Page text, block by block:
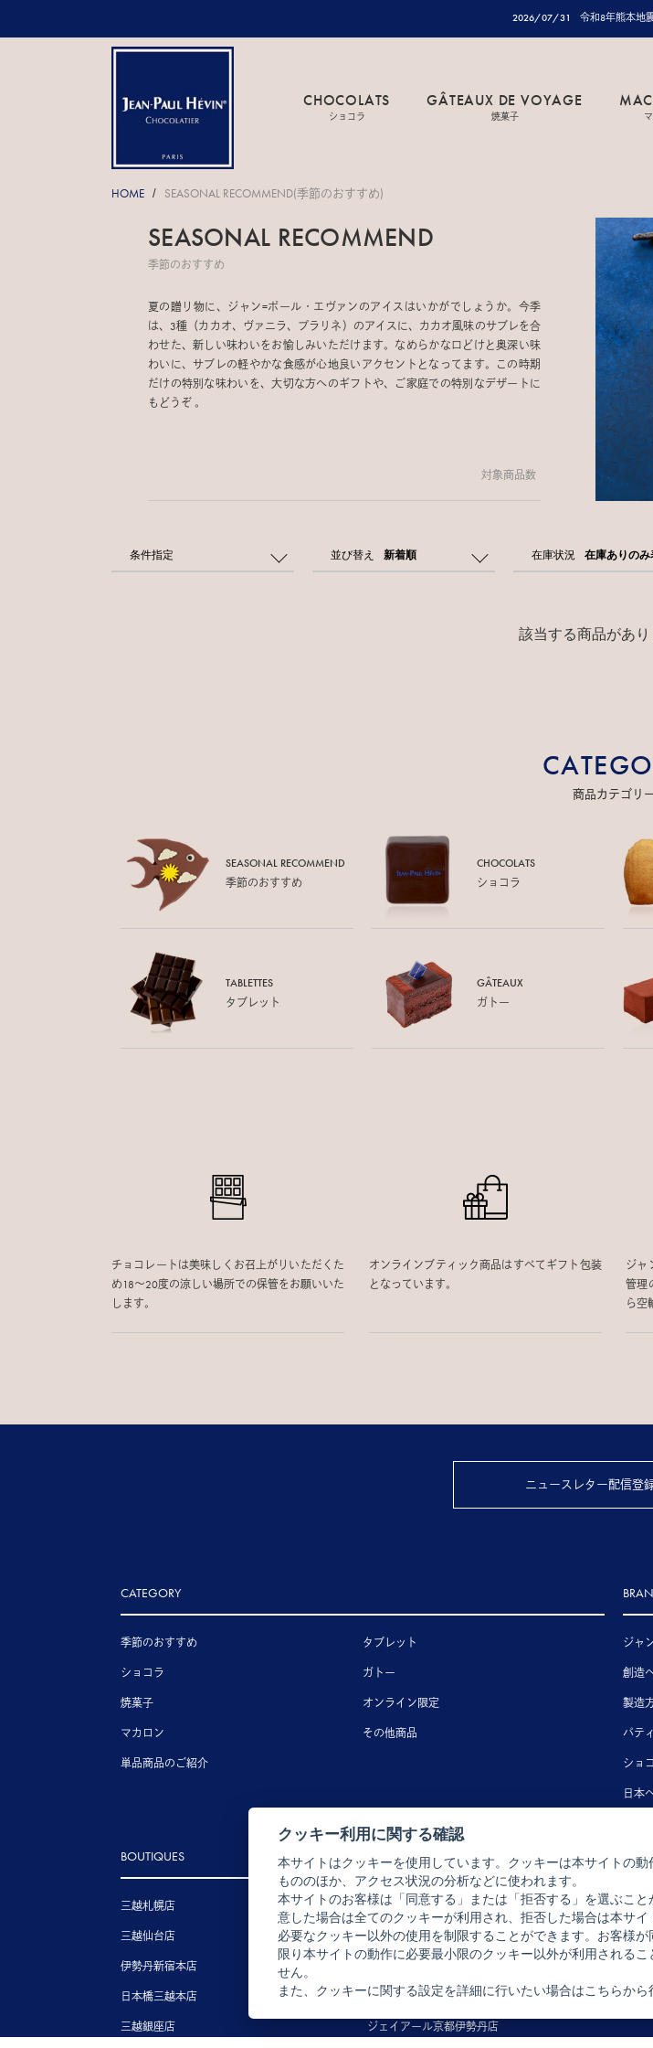
2026/07/31 令和8年熊本地
CHOCOLATS
ショコラ
GÂTEAUX DE VOYAGE
焼菓子
HOME / SEASONAL RECOMMEND(季節のおすすめ)
SEASONAL RECOMMEND
季節のおすすめ
夏の贈り物に、ジャン=ポール・エヴァンのアイスはいかがでしょうか。今季
は、3種（カカオ、ヴァニラ、プラリネ）のアイスに、カカオ風味のサブレを合
わせた、新しい味わいをお愉しみいただけます。なめらかな口どけと奥深い味
わいに、サブレの軽やかな食感が心地良いアクセントとなってます。この時期
だけの特別な味わいを、大切な方へのギフトや、ご家庭での特別なデザートに
もどうぞ 。
対象商品数
条件指定 並び替え 新着順 在庫状況 在庫ありのみ
該当する商品があり
商品カテゴリ
SEASONAL RECOMMEND
季節のおすすめ
CHOCOLATS
ショコラ
TABLETTES
タブレット
GÂTEAUX
ガトー
チョコレートは美味しくお召上がりいただくた
め18〜20度の涼しい場所での保管をお願いいた
します。
オンラインブティック商品はすべてギフト包装
となっています。
ジャ
管理
ら空
ニュースレター配信登
CATEGORY
季節のおすすめ
ショコラ
焼菓子
マカロン
単品商品のご紹介
タブレット
ガトー
オンライン限定
その他商品
ジャ
創造
製造
パテ
ショ
日本
BOUTIQUES
三越札幌店
三越仙台店
伊勢丹新宿本店
日本橋三越本店
三越銀座店
表参道ヒルズ店
東京ミッドタウン店
三越名古屋栄店
ジェイアール京都伊勢丹店
広島
三越
クッキー利用に関する確認
本サイトはクッキーを使用しています。クッキーは本サイトの動
もののほか、アクセス状況の分析などに使われます。
本サイトのお客様は「同意する」または「拒否する」を選ぶこと
意した場合は全てのクッキーが利用され、拒否した場合は本サイ
必要なクッキー以外の使用を制限することができます。お客様が
限り本サイトの動作に必要最小限のクッキー以外が利用されるこ
せん。
また、クッキーに関する設定を詳細に行いたい場合はこちらから